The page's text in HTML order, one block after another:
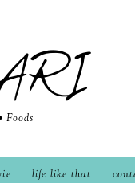
Foods
life like that